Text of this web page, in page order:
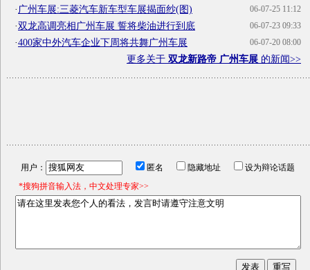
06-07-25 11:12
· 广州车展:三菱汽车新车型车展揭面纱(图)
06-07-23 09:33
·双龙高调亮相广州车展 誓将柴油进行到底
06-07-20 08:00
·400家中外汽车企业下周将共舞广州车展
更多关于 双龙新路帝 广州车展 的新闻>>
用户： 匿名 隐藏地址
设为辩论话题
*搜狗拼音输入法，中文处理专家>>